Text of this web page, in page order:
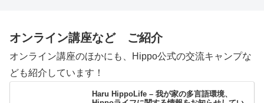
オンライン講座など ご紹介
オンライン講座のほかにも、Hippo公式の交流キャンプな
ども紹介しています！
Haru HippoLife – 我が家の多言語環境、